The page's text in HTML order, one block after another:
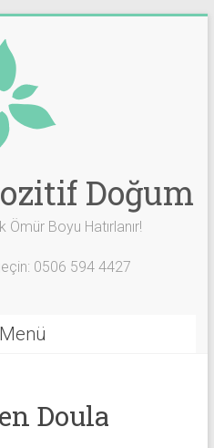
Doğum
Ömür Boyu Hatırlanır!
0506 594 4427
Menü
Doula